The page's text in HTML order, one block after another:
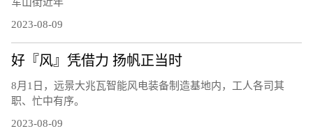
2023-08-09
好『风』凭借力 扬帆正当时
8月1日，远景大兆瓦智能风电装备制造基地内，工人各司其
职、忙中有序。
2023-08-09